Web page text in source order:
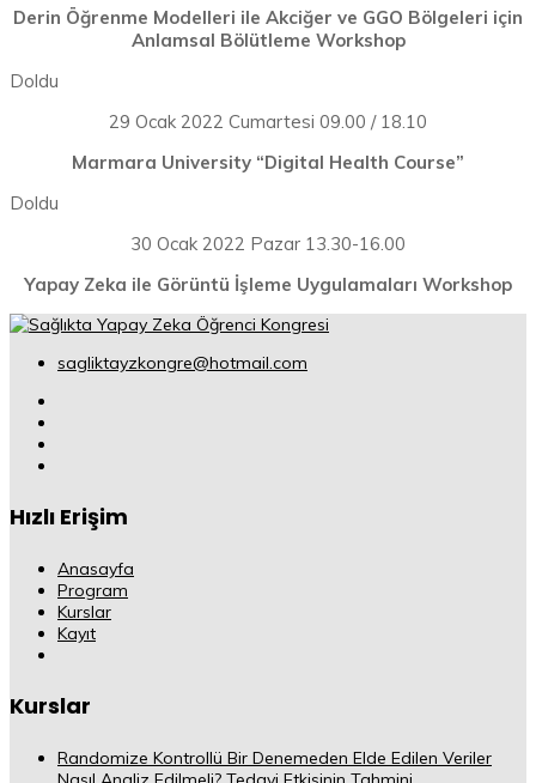
Derin Öğrenme Modelleri ile Akciğer ve GGO Bölgeleri için
Anlamsal Bölütleme Workshop
Doldu
29 Ocak 2022 Cumartesi 09.00 / 18.10
Marmara University “Digital Health Course”
Doldu
30 Ocak 2022 Pazar 13.30-16.00
Yapay Zeka ile Görüntü İşleme Uygulamaları Workshop
sagliktayzkongre@hotmail.com
Hızlı Erişim
Anasayfa
Program
Kurslar
Kayıt
Kurslar
Randomize Kontrollü Bir Denemeden Elde Edilen Veriler